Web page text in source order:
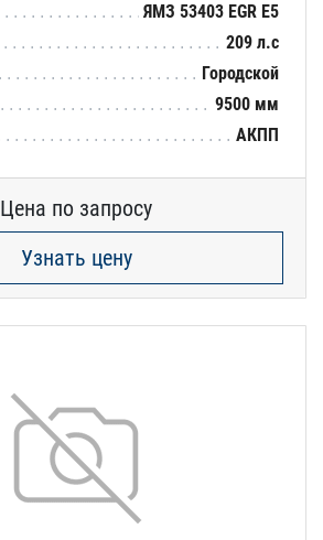
ЯМЗ 53403 EGR E5
209 л.с
Городской
9500 мм
АКПП
Цена по запросу
Узнать цену